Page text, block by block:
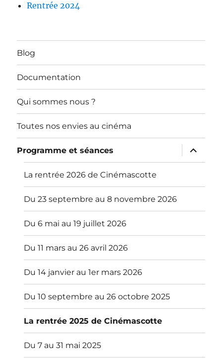
Rentrée 2024
Blog
Documentation
Qui sommes nous ?
Toutes nos envies au cinéma
Programme et séances
ouvrir
le
sous-
La rentrée 2026 de Cinémascotte
Du 23 septembre au 8 novembre 2026
Du 6 mai au 19 juillet 2026
Du 11 mars au 26 avril 2026
Du 14 janvier au 1er mars 2026
Du 10 septembre au 26 octobre 2025
La rentrée 2025 de Cinémascotte
Du 7 au 31 mai 2025